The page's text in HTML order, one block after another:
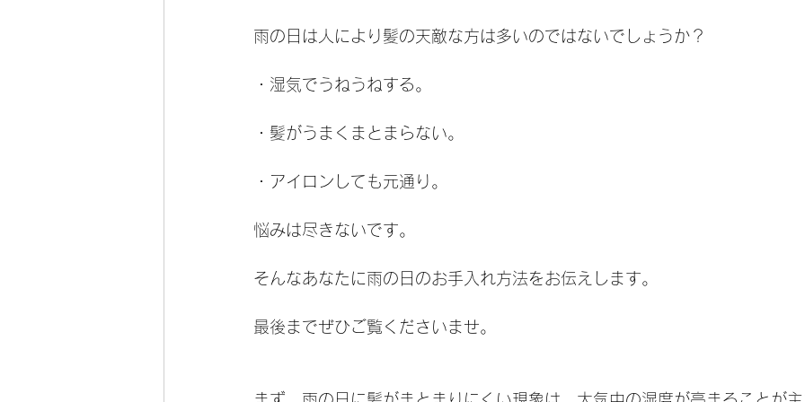
雨の日は人により髪の天敵な方は多いのではないでしょうか？
・湿気でうねうねする。
・髪がうまくまとまらない。
・アイロンしても元通り。
悩みは尽きないです。
そんなあなたに雨の日のお手入れ方法をお伝えします。
最後までぜひご覧くださいませ。